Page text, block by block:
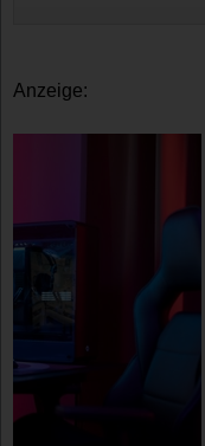
Anzeige: